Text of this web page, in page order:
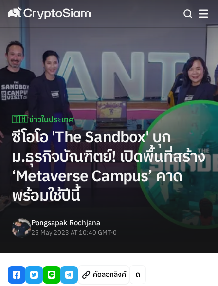
🇹🇭 ข่าวในประเทศ
ซีโอโอ 'The Sandbox' บุก
ม.ธุรกิจบัณฑิตย์! เปิดพื้นที่สร้าง
‘Metaverse Campus’ คาด
พร้อมใช้ปีนี้
Pongsapak Rochjana
25 May 2023 AT 10:40 GMT-0
คัดลอกลิงค์